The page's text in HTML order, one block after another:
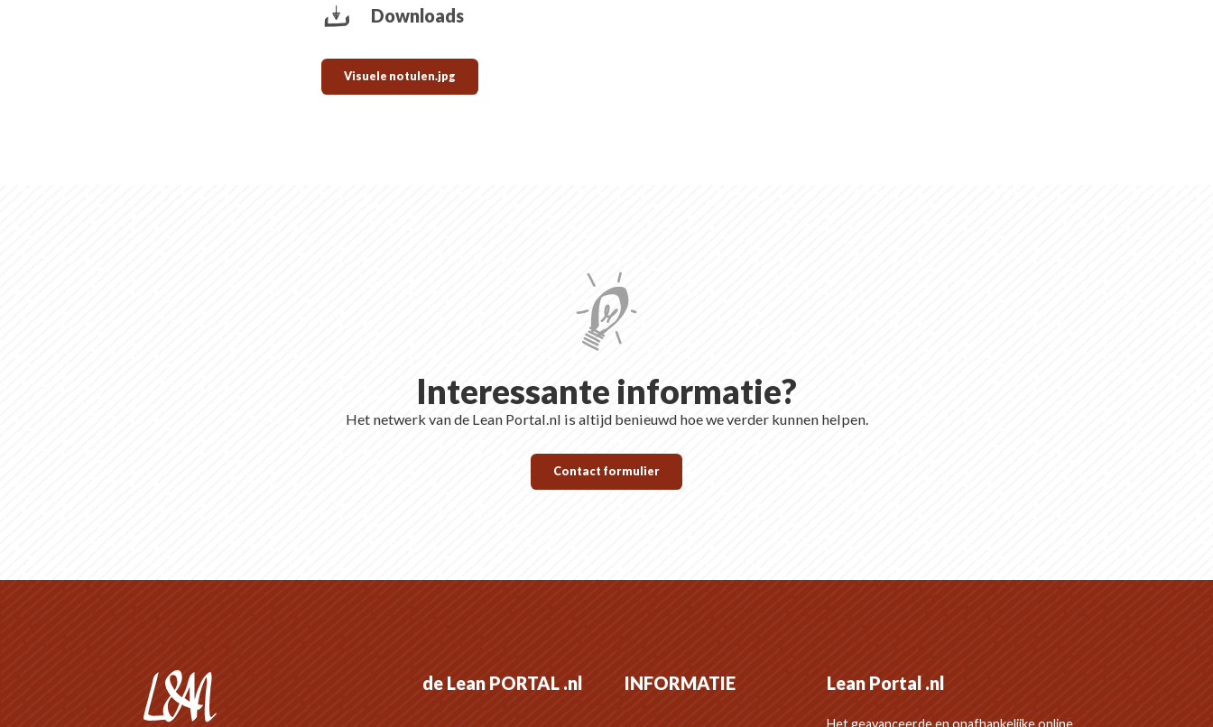
Downloads
Visuele notulen.jpg
Interessante informatie?
Het netwerk van de Lean Portal.nl is altijd benieuwd hoe we verder kunnen helpen.
Contact formulier
de Lean PORTAL .nl INFORMATIE Lean Portal .nl